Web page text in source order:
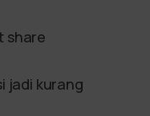
share
jadi kurang